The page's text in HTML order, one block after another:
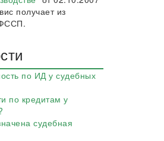
получает из
по ИД у судебных
по кредитам у
судебная